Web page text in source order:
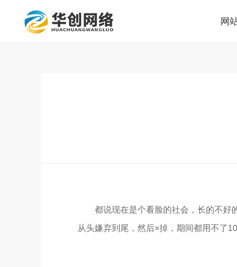
网
都说现在是个看脸的社会，长的不好
从头嫌弃到尾，然后×掉，期间都用不了